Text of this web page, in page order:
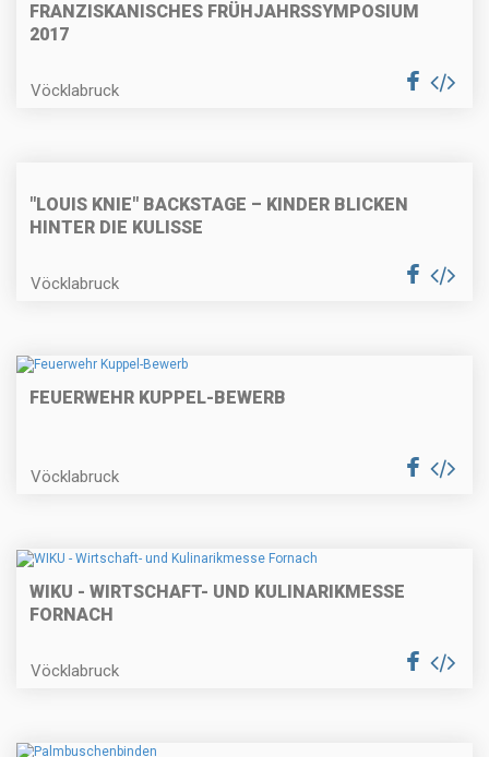
FRANZISKANISCHES FRÜHJAHRSSYMPOSIUM
2017
Vöcklabruck
"LOUIS KNIE" BACKSTAGE – KINDER BLICKEN
HINTER DIE KULISSE
Vöcklabruck
FEUERWEHR KUPPEL-BEWERB
Vöcklabruck
WIKU - WIRTSCHAFT- UND KULINARIKMESSE
FORNACH
Vöcklabruck